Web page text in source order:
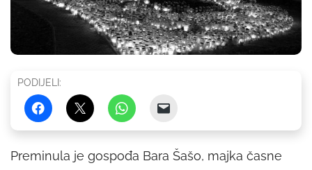
PODIJELI:
Preminula je gospođa Bara Šašo, majka časne